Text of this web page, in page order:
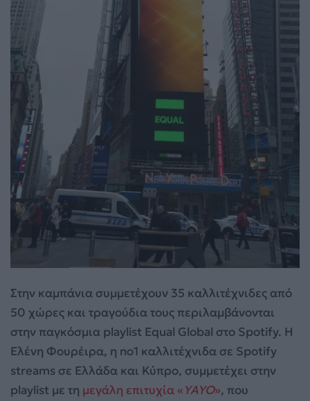
Στην καμπάνια συμμετέχουν 35 καλλιτέχνιδες από
50 χώρες και τραγούδια τους περιλαμβάνονται
στην παγκόσμια playlist Equal Global στο Spotify. Η
Ελένη Φουρέιρα, η no1 καλλιτέχνιδα σε Spotify
streams σε Ελλάδα και Κύπρο, συμμετέχει στην
playlist με τη μεγάλη επιτυχία «YAYO», που